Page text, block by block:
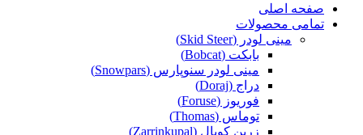
صفحه اصلی
تمامی محصولات
مینی لودر (Skid Steer)
بابکت (Bobcat)
مینی لودر سنوپارس (Snowpars)
دراج (Doraj)
فوریوز (Foruse)
توماس (Thomas)
زرین کوپال (Zarrinkupal)